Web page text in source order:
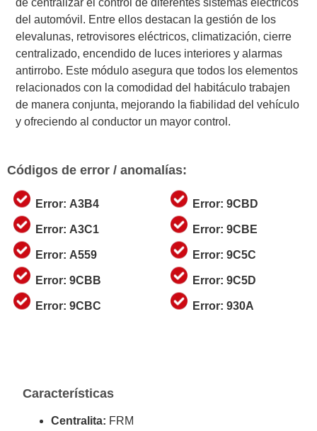
del automóvil. Entre ellos destacan la gestión de los
elevalunas, retrovisores eléctricos, climatización, cierre
centralizado, encendido de luces interiores y alarmas
antirrobo. Este módulo asegura que todos los elementos
relacionados con la comodidad del habitáculo trabajen
de manera conjunta, mejorando la fiabilidad del vehículo
y ofreciendo al conductor un mayor control.
Códigos de error / anomalías:
Error: A3B4
Error: A3C1
Error: A559
Error: 9CBB
Error: 9CBC
Error: 9CBD
Error: 9CBE
Error: 9C5C
Error: 9C5D
Error: 930A
Características
Centralita: FRM